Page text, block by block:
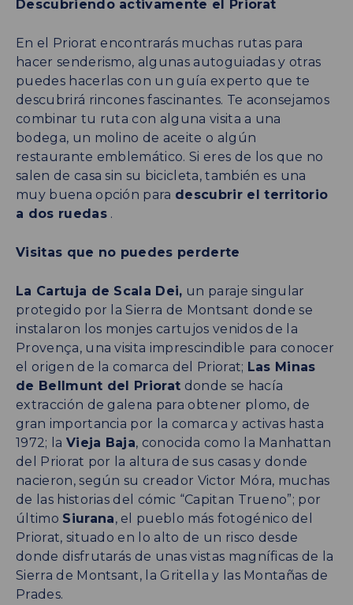
Descubriendo activamente el Priorat
En el Priorat encontrarás muchas rutas para
hacer senderismo, algunas autoguiadas y otras
puedes hacerlas con un guía experto que te
descubrirá rincones fascinantes. Te aconsejamos
combinar tu ruta con alguna visita a una
bodega, un molino de aceite o algún
restaurante emblemático. Si eres de los que no
salen de casa sin su bicicleta, también es una
muy buena opción para descubrir el territorio
a dos ruedas.
Visitas que no puedes perderte
La Cartuja de Scala Dei, un paraje singular
protegido por la Sierra de Montsant donde se
instalaron los monjes cartujos venidos de la
Provença, una visita imprescindible para conocer
el origen de la comarca del Priorat; Las Minas
de Bellmunt del Priorat donde se hacía
extracción de galena para obtener plomo, de
gran importancia por la comarca y activas hasta
1972; la Vieja Baja, conocida como la Manhattan
del Priorat por la altura de sus casas y donde
nacieron, según su creador Victor Móra, muchas
de las historias del cómic “Capitan Trueno”; por
último Siurana, el pueblo más fotogénico del
Priorat, situado en lo alto de un risco desde
donde disfrutarás de unas vistas magníficas de la
Sierra de Montsant, la Gritella y las Montañas de
Prades.